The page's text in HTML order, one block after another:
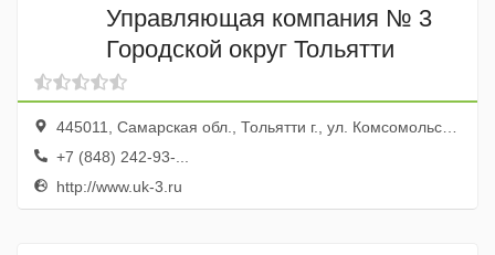
Управляющая компания № 3
Городской округ Тольятти
445011, Самарская обл., Тольятти г., ул. Комсомольская, 101а
+7 (848) 242-93-...
http://www.uk-3.ru